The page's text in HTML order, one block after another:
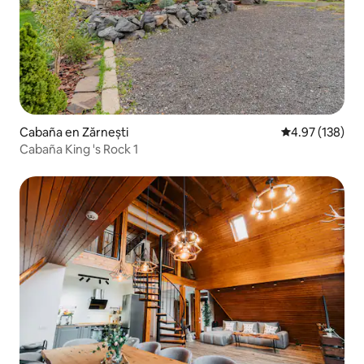
Cabaña en Zărnești Calificación
4.97 (138)
Cabaña King 's Rock 1